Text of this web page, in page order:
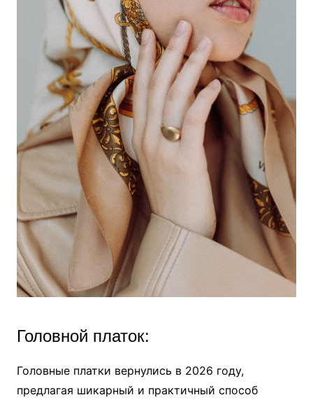
Головной платок:
Головные платки вернулись в 2026 году,
предлагая шикарный и практичный способ